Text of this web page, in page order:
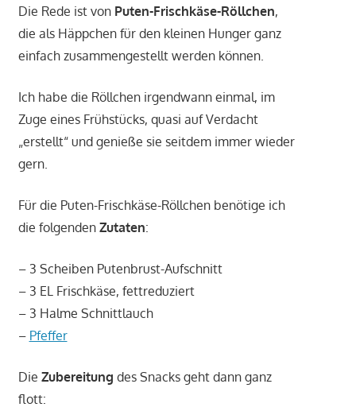
Die Rede ist von Puten-Frischkäse-Röllchen,
die als Häppchen für den kleinen Hunger ganz
einfach zusammengestellt werden können.
Ich habe die Röllchen irgendwann einmal, im
Zuge eines Frühstücks, quasi auf Verdacht
„erstellt“ und genieße sie seitdem immer wieder
gern.
Für die Puten-Frischkäse-Röllchen benötige ich
die folgendenZutaten:
– 3 Scheiben Putenbrust-Aufschnitt
– 3 EL Frischkäse, fettreduziert
– 3 Halme Schnittlauch
– Pfeffer
Die Zubereitung des Snacks geht dann ganz
flott: